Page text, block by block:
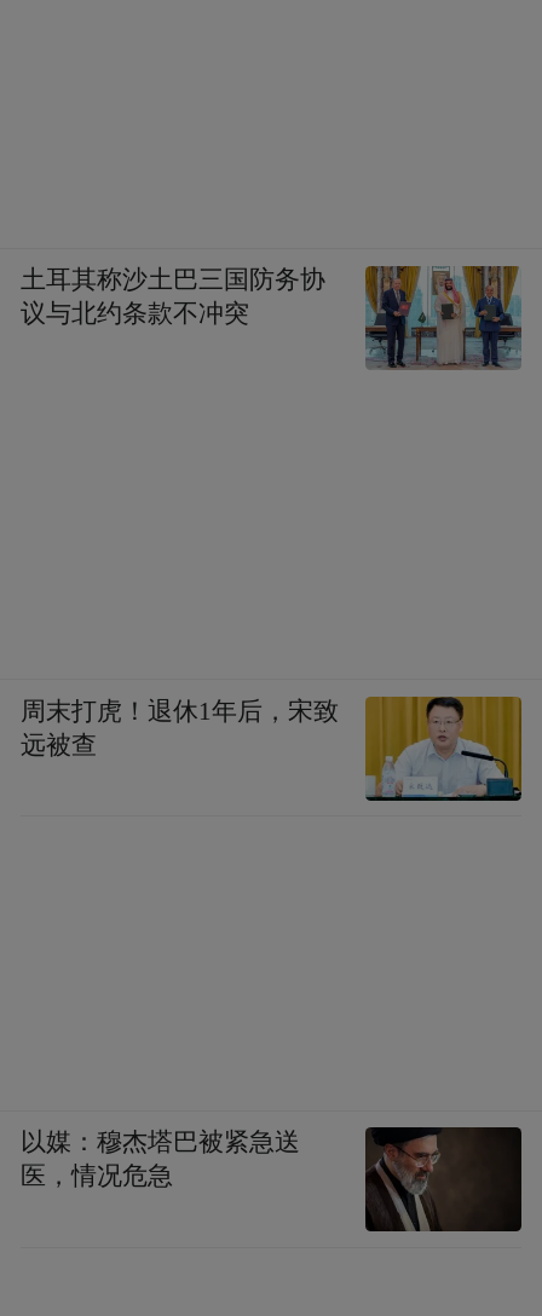
土耳其称沙土巴三国防务协
议与北约条款不冲突
周末打虎！退休1年后，宋致
远被查
以媒：穆杰塔巴被紧急送
医，情况危急